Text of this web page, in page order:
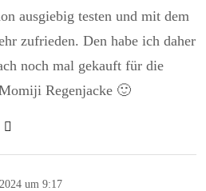
ausgiebig testen und mit dem
zufrieden. Den habe ich daher
noch mal gekauft für die
Regenjacke 🙂
um 9:17